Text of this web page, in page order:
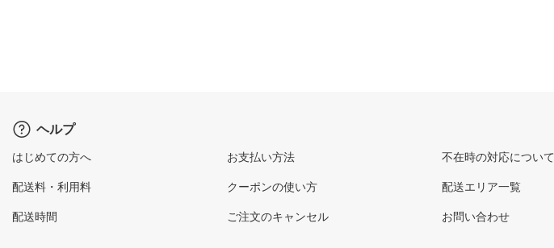
ヘルプ
はじめての方へ
配送料・利用料
配送時間
お支払い方法
クーポンの使い方
ご注文のキャンセル
不在時の対応について
配送エリア一覧
お問い合わせ